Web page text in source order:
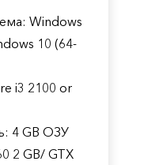
Windows
10 (64-
i3 2100 or
4 GB ОЗУ
2 GB/ GTX